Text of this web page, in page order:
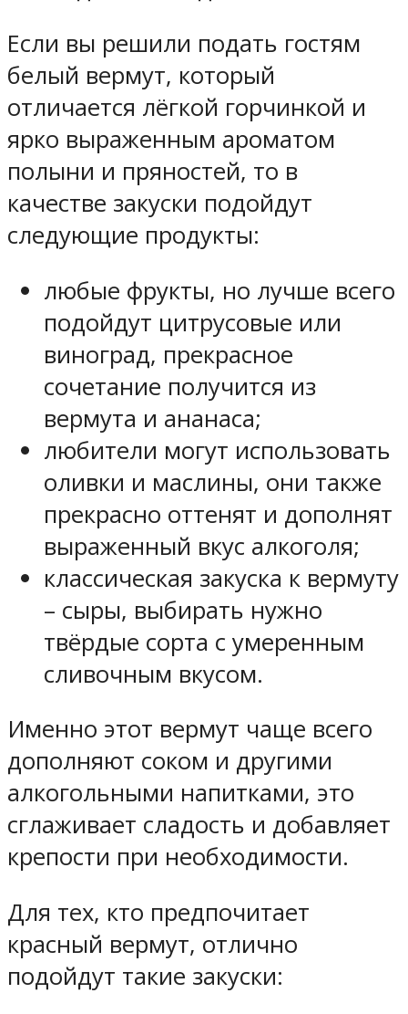
Если вы решили подать гостям
белый вермут, который
отличается лёгкой горчинкой и
ярко выраженным ароматом
полыни и пряностей, то в
качестве закуски подойдут
следующие продукты:
любые фрукты, но лучше всего
подойдут цитрусовые или
виноград, прекрасное
сочетание получится из
вермута и ананаса;
любители могут использовать
оливки и маслины, они также
прекрасно оттенят и дополнят
выраженный вкус алкоголя;
классическая закуска к вермуту
– сыры, выбирать нужно
твёрдые сорта с умеренным
сливочным вкусом.
Именно этот вермут чаще всего
дополняют соком и другими
алкогольными напитками, это
сглаживает сладость и добавляет
крепости при необходимости.
Для тех, кто предпочитает
красный вермут, отлично
подойдут такие закуски: